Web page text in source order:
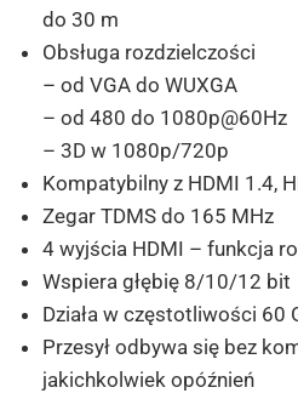
do 30 m
Obsługa rozdzielczości
– od VGA do WUXGA
– od 480 do 1080p@60Hz
– 3D w 1080p/720p
Kompatybilny z HDMI 1.4,
Zegar TDMS do 165 MHz
4 wyjścia HDMI – funkcja
Wspiera głębię 8/10/12 bit
Działa w częstotliwości 60
Przesył odbywa się bez
jakichkolwiek opóźnień